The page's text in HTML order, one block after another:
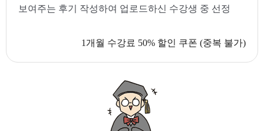
보여주는 후기 작성하여 업로드하신 수강생 중 선정
1개월 수강료 50% 할인 쿠폰 (중복 불가)